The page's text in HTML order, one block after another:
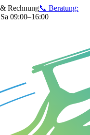
Rechnung📞 Beratung:
09:00–16:00